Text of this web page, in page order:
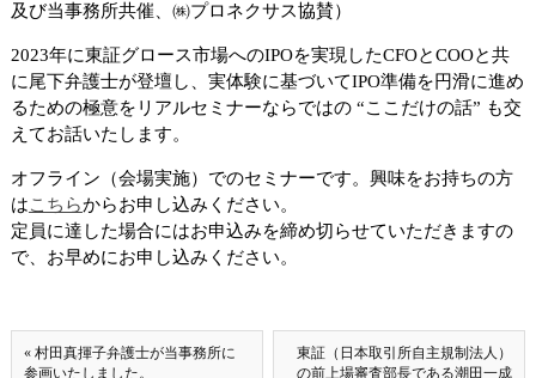
及び当事務所共催、㈱プロネクサス協賛）
2023年に東証グロース市場へのIPOを実現したCFOとCOOと共
に尾下弁護士が登壇し、実体験に基づいてIPO準備を円滑に進め
るための極意をリアルセミナーならではの “ここだけの話” も交
えてお話いたします。
オフライン（会場実施）でのセミナーです。興味をお持ちの方
はこちらからお申し込みください。
定員に達した場合にはお申込みを締め切らせていただきますの
で、お早めにお申し込みください。
« 村田真揮子弁護士が当事務所に
参画いたしました。
東証（日本取引所自主規制法人）
の前上場審査部長である潮田一成